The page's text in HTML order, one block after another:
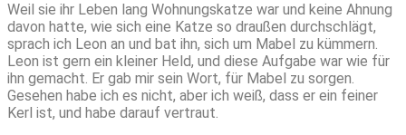
Weil sie ihr Leben lang Wohnungskatze war und keine Ahnung
davon hatte, wie sich eine Katze so draußen durchschlägt,
sprach ich Leon an und bat ihn, sich um Mabel zu kümmern.
Leon ist gern ein kleiner Held, und diese Aufgabe war wie für
ihn gemacht. Er gab mir sein Wort, für Mabel zu sorgen.
Gesehen habe ich es nicht, aber ich weiß, dass er ein feiner
Kerl ist, und habe darauf vertraut.